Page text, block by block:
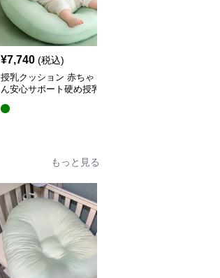
¥7,740 (税込)
授乳クッション 赤ちゃ
ん安心サポート硬め授乳
もっと見る